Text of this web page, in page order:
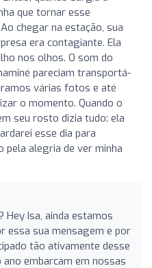
que tornar esse
chegar na estação, sua
era contagiante. Ela
nos olhos. O som do
pareciam transportá-
várias fotos e até
o momento. Quando o
seu rosto dizia tudo: ela
esse dia para
pela alegria de ver minha
Hey Isa, ainda estamos
essa sua mensagem e por
tão ativamente desse
ano embarcam em nossas